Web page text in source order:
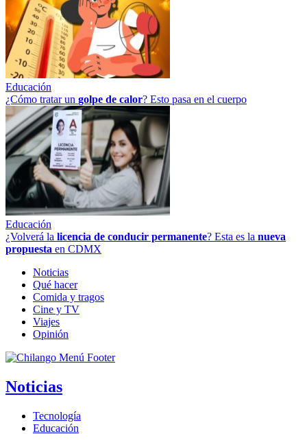
Educación
¿Cómo tratar un golpe de calor? Esto pasa en el cuerpo
Educación
¿Volverá la licencia de conducir permanente? Esta es la nueva
propuesta en CDMX
Noticias
Qué hacer
Comida y tragos
Cine y TV
Viajes
Opinión
Noticias
Tecnología
Educación